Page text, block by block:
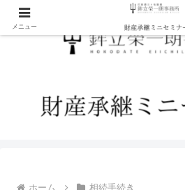
ホーム 相続手続き
メニュー